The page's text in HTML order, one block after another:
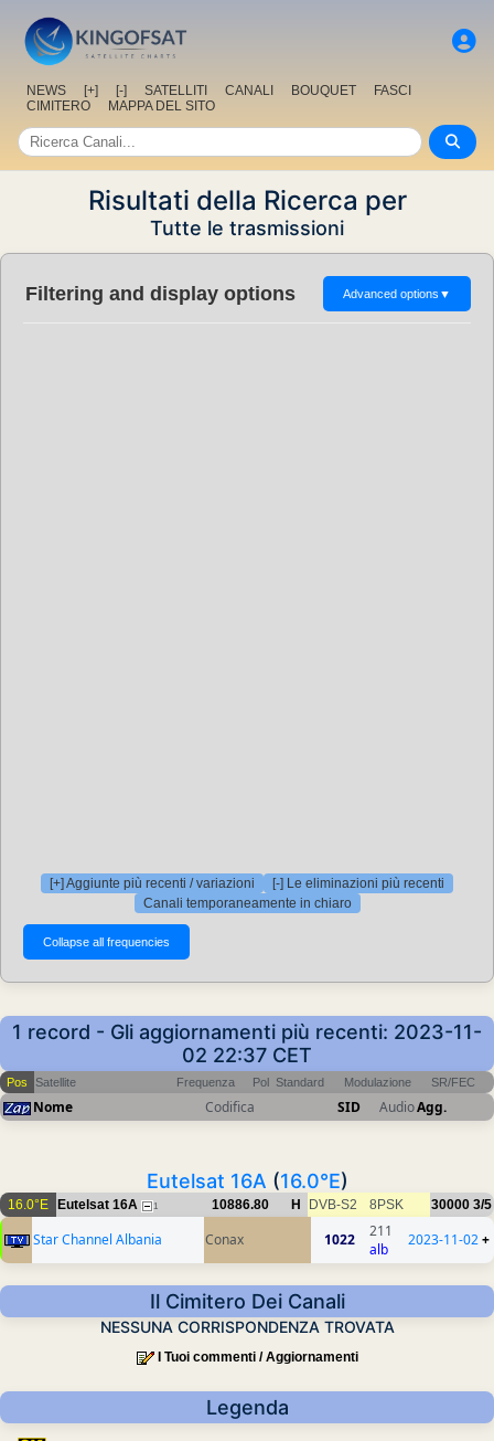
NEWS [+] [-] SATELLITI CANALI BOUQUET
FASCI
CIMITERO
MAPPA DEL SITO
Risultati della Ricerca per
Tutte le trasmissioni
Filtering and display options Advanced options ▼
[+] Aggiunte più recenti / variazioni
[-] Le eliminazioni più recenti
Canali temporaneamente in chiaro
1 record - Gli aggiornamenti più recenti: 2023-11-
02 22:37 CET
Pos Satellite Frequenza Pol Standard Modulazione SR/FEC
Nome Codifica SID AudioAgg.
Eutelsat 16A (16.0°E)
16.0°E Eutelsat 16A 1 10886.80 H DVB-S2 8PSK 30000 3/5
Star Channel Albania Conax 1022
211
alb
2023-11-02+
Il Cimitero Dei Canali
NESSUNA CORRISPONDENZA TROVATA
I Tuoi commenti / Aggiornamenti
Legenda